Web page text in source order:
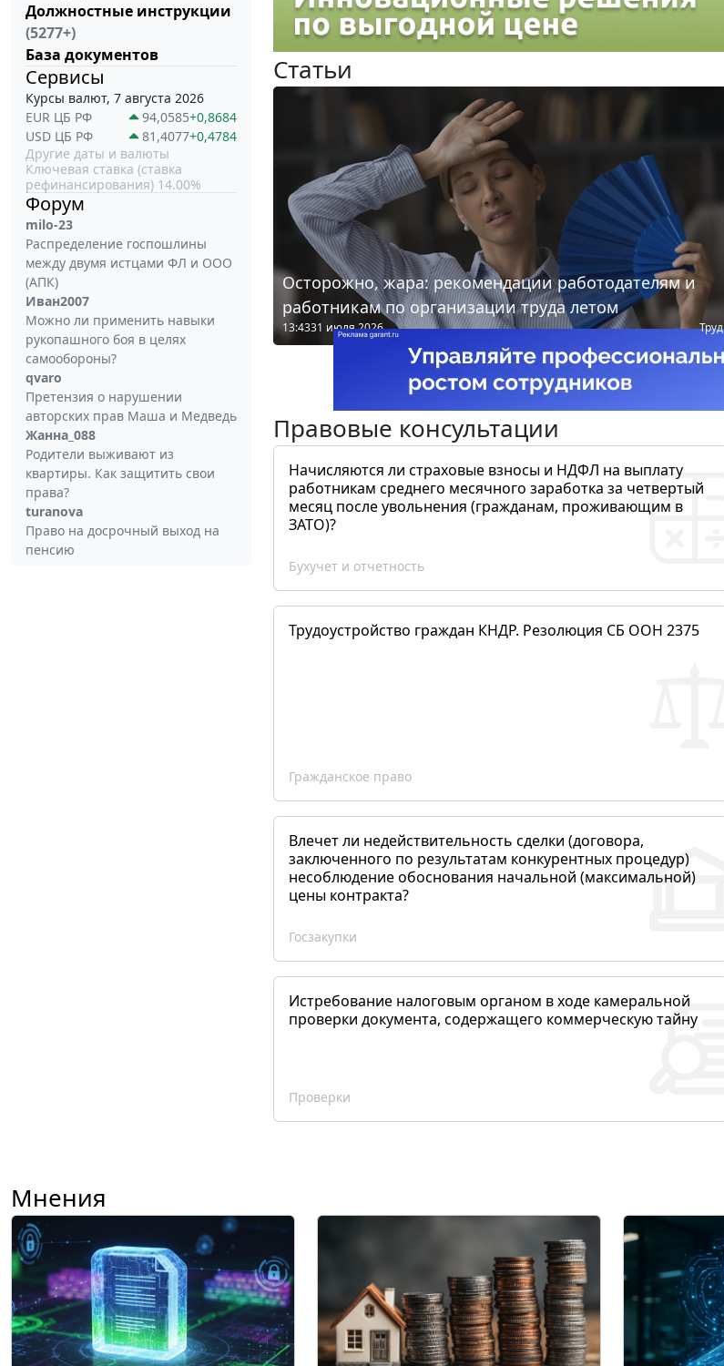
Должностные инструкции
(5277+)
База документов
Сервисы
Курсы валют, 7 августа 2026
EUR ЦБ РФ
94,0585+0,8684
USD ЦБ РФ
81,4077+0,4784
Другие даты и валюты
Ключевая ставка (ставка
рефинансирования) 14.00%
Форум
milo-23
Распределение госпошлины
между двумя истцами ФЛ и ООО
(АПК)
Иван2007
Можно ли применить навыки
рукопашного боя в целях
самообороны?
qvaro
Претензия о нарушении
авторских прав Маша и Медведь
Жанна_088
Родители выживают из
квартиры. Как защитить свои
права?
turanova
Право на досрочный выход на
пенсию
Статьи
Осторожно, жара: рекомендации работодателям и
работникам по организации труда летом
13:4331 июля 2026 Труд
Правовые консультации
Начисляются ли страховые взносы и НДФЛ на выплату
работникам среднего месячного заработка за четвертый
месяц после увольнения (гражданам, проживающим в
ЗАТО)?
Бухучет и отчетность
Трудоустройство граждан КНДР. Резолюция СБ ООН 2375
Гражданское право
Влечет ли недействительность сделки (договора,
заключенного по результатам конкурентных процедур)
несоблюдение обоснования начальной (максимальной)
цены контракта?
Госзакупки
Истребование налоговым органом в ходе камеральной
проверки документа, содержащего коммерческую тайну
Проверки
Мнения